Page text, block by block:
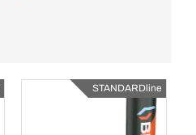
STANDARDline